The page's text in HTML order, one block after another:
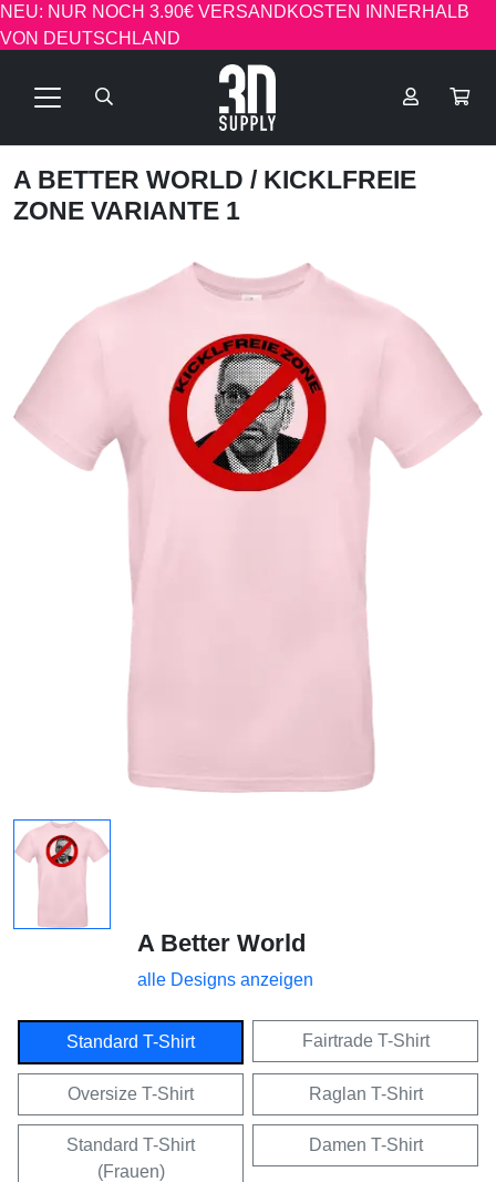
NEU: NUR NOCH 3.90€ VERSANDKOSTEN INNERHALB
VON DEUTSCHLAND
A BETTER WORLD / KICKLFREIE
ZONE VARIANTE 1
A Better World
alle Designs anzeigen
Standard T-Shirt Fairtrade T-Shirt
Oversize T-Shirt Raglan T-Shirt
Standard T-Shirt
(Frauen)
Damen T-Shirt